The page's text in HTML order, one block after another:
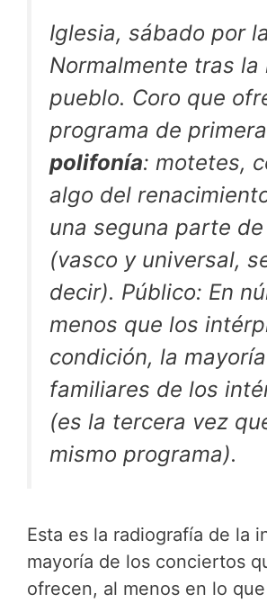
Iglesia, sábado por
Normalmente tras la
pueblo. Coro que
programa de
polifonía: motetes,
algo del
una seguna parte de
(vasco y universal,
decir). Público: En
menos que los
condición, la mayoría
familiares de los
(es la tercera vez
mismo programa).
Esta es la radiografía de la
mayoría de los conciertos
ofrecen, al menos en lo